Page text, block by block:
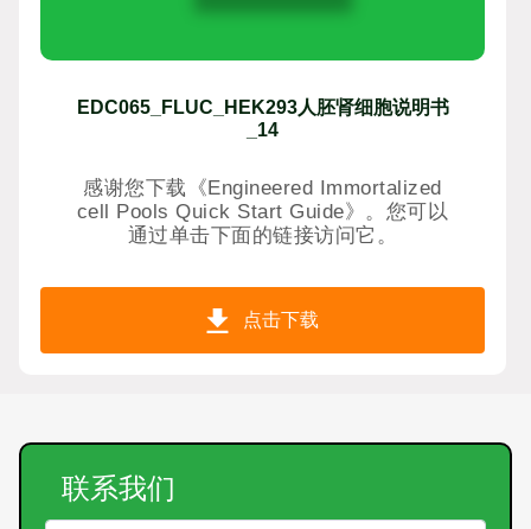
EDC065_FLUC_HEK293人胚肾细胞说明书
_14
感谢您下载《Engineered Immortalized
cell Pools Quick Start Guide》。您可以
通过单击下面的链接访问它。
点击下载
联系我们